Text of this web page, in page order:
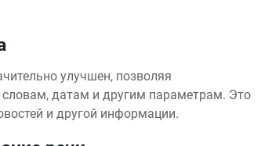
улучшен, позволяя
датам и другим параметрам. Это
и другой информации.